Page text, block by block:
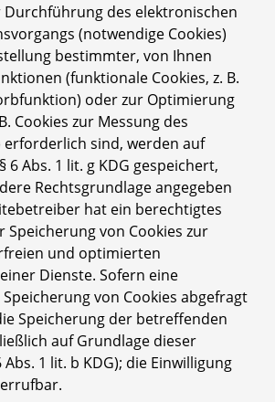
Durchführung des elektronischen
(notwendige Cookies)
bestimmter, von Ihnen
(funktionale Cookies, z. B.
oder zur Optimierung
Cookies zur Messung des
erforderlich sind, werden auf
6 Abs. 1 lit. g KDG gespeichert,
Rechtsgrundlage angegeben
hat ein berechtigtes
Speicherung von Cookies zur
und optimierten
Dienste. Sofern eine
von Cookies abgefragt
Speicherung der betreffenden
auf Grundlage dieser
Abs. 1 lit. b KDG); die Einwilligung